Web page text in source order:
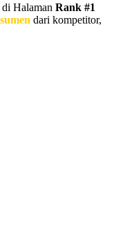
Halaman Rank #1
dari kompetitor,